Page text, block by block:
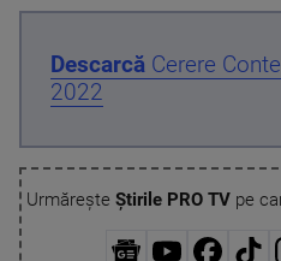
Descarcă Cerere
2022
Urmărește Știrile PRO TVpe